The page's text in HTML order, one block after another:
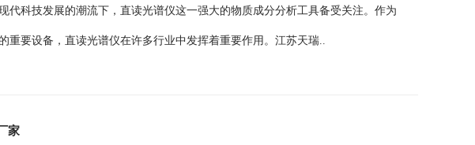
代科技发展的潮流下，直读光谱仪这一强大的物质成分分析工具备受关注。作为
重要设备，直读光谱仪在许多行业中发挥着重要作用。江苏天瑞..
家